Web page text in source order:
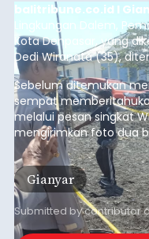
balitribune.co.id I
Lingkungan Dalem,
Kota Denpasar, yang
Dedi Wiranata (35),
pesisir Pantai Purnama,
Sebelum ditemukan
sempat
melalui pesan singkat
mengirimkan foto dua
istrinya.
Gianyar
Submitted bycontributor